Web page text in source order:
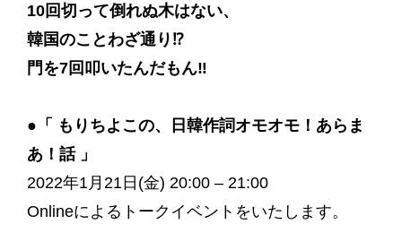
10回切って倒れぬ木はない、
韓国のことわざ通り⁉
門を7回叩いたんだもん‼
●「 もりちよこの、日韓作詞オモオモ！あらま
あ！話 」
2022年1月21日(金) 20:00 – 21:00
Onlineによるトークイベントをいたします。